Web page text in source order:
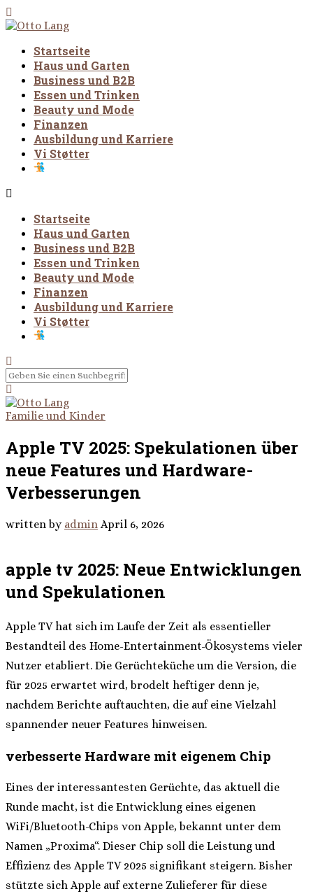
Startseite
Haus und Garten
Business und B2B
Essen und Trinken
Beauty und Mode
Finanzen
Ausbildung und Karriere
Vi Støtter
Startseite
Haus und Garten
Business und B2B
Essen und Trinken
Beauty und Mode
Finanzen
Ausbildung und Karriere
Vi Støtter
Familie und Kinder
Apple TV 2025: Spekulationen über
neue Features und Hardware-
Verbesserungen
written by admin April 6, 2026
apple tv 2025: Neue Entwicklungen
und Spekulationen
Apple TV hat sich im Laufe der Zeit als essentieller
Bestandteil des Home-Entertainment-Ökosystems vieler
Nutzer etabliert. Die Gerüchteküche um die Version, die
für 2025 erwartet wird, brodelt heftiger denn je,
nachdem Berichte auftauchten, die auf eine Vielzahl
spannender neuer Features hinweisen.
verbesserte Hardware mit eigenem Chip
Eines der interessantesten Gerüchte, das aktuell die
Runde macht, ist die Entwicklung eines eigenen
WiFi/Bluetooth-Chips von Apple, bekannt unter dem
Namen „Proxima“. Dieser Chip soll die Leistung und
Effizienz des Apple TV 2025 signifikant steigern. Bisher
stützte sich Apple auf externe Zulieferer für diese